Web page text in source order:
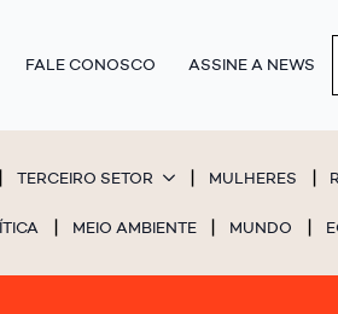
FALE CONOSCO ASSINE A NEWS
TERCEIRO SETOR MULHERES
MEIO AMBIENTE MUNDO